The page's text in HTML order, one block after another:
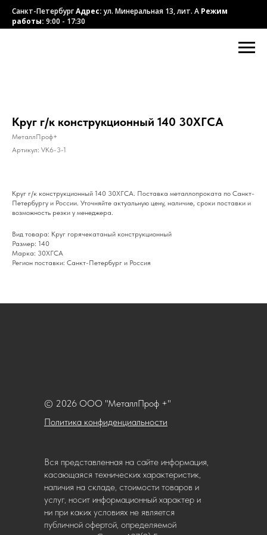
Санкт-ПетербургАдрес:ул. Минеральная 13, лит. А Режим
работы: 9:00 - 17:30
Круг г/к конструкционный 140 30ХГСА
МеталлПроф+
Артикул: VK6-3-1
Круг г/к конструкционный 140 30ХГСА. Поставка металлопроката по Санкт-
Петербургу и России. Уточняйте актуальную цену, наличие, сроки поставки и
возможность резки у менеджера.
Вид товара: Круг горячекатаный конструкционный
Размер: 140
Марка: 30ХГСА
Регион поставки: Санкт-Петербург и Россия
Политика конфиденциальности
© 2026 ООО "МеталлПроф +"
Вся представленная на сайте информация,
касающаяся технических характеристик,
наличия на складе, стоимости товаров и
услуг, носит информационный характер и
ни при каких условиях не является
публичной офертой, определяемой